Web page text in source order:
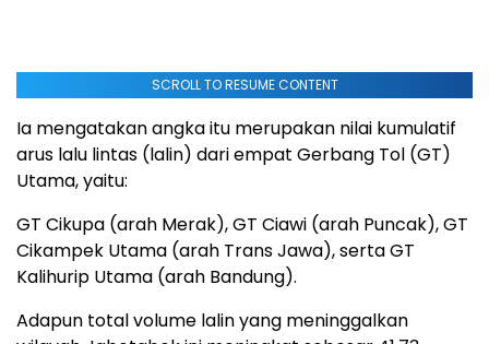
SCROLL TO RESUME CONTENT
Ia mengatakan angka itu merupakan nilai kumulatif
arus lalu lintas (lalin) dari empat Gerbang Tol (GT)
Utama, yaitu:
GT Cikupa (arah Merak), GT Ciawi (arah Puncak), GT
Cikampek Utama (arah Trans Jawa), serta GT
Kalihurip Utama (arah Bandung).
Adapun total volume lalin yang meninggalkan